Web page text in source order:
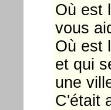
Où est
vous
Où est
et qui
une
C'était